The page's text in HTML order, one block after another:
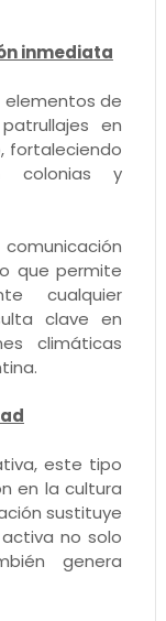
inmediata
elementos de
en
fortaleciendo
colonias y
que permite
cualquier
clave en
climáticas
este tipo
en la cultura
sustituye
no solo
genera